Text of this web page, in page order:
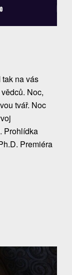
na vás
Noc,
tvář. Noc
Prohlídka
Premiéra